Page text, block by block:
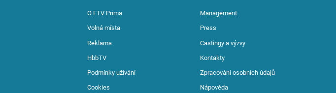
O FTV Prima Management
Volná místa Press
Reklama Castingy a výzvy
HbbTV Kontakty
Podmínky užívání Zpracování osobních údajů
Cookies Nápověda